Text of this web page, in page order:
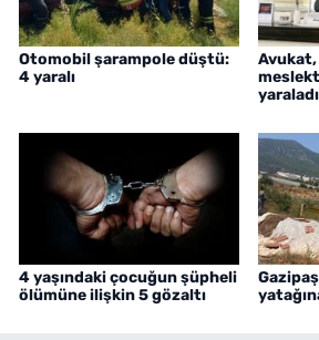
Otomobil şarampole düştü:
4 yaralı
Avukat,
yaraladı
4 yaşındaki çocuğun şüpheli
ölümüne ilişkin 5 gözaltı